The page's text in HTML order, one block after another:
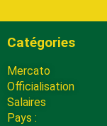
Catégories
Mercato
Officialisation
Salaires
Pays :